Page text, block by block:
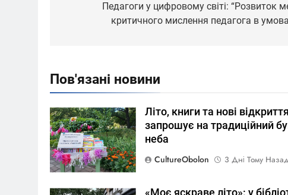
записівПедагоги у цифровому світі: “Розвиток
критичного мислення педагога в
Пов'язані новини
Літо, книги та нові
запрошує на традиційний
неба
CultureObolon
3 Дні Тому
«Моє яскраве літо»: у